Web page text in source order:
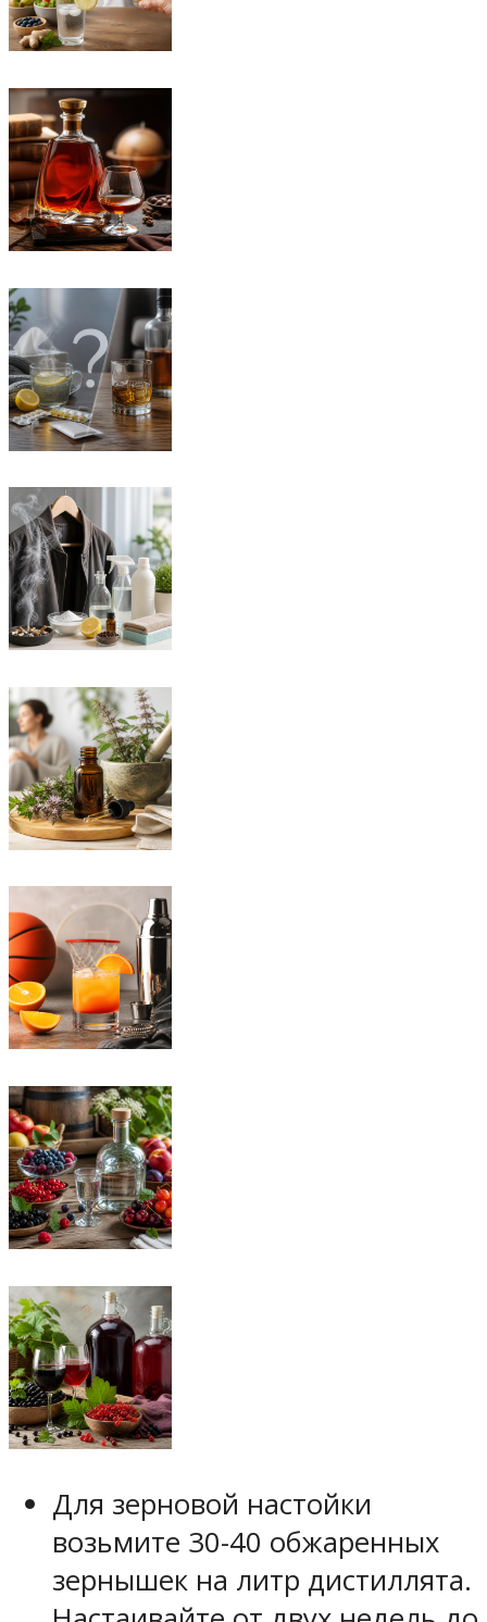
Для зерновой настойки
возьмите 30-40 обжаренных
зернышек на литр дистиллята.